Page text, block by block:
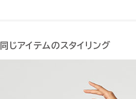
同じアイテムのスタイリング